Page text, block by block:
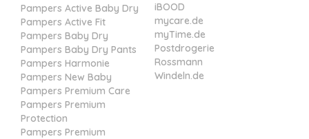
Pampers Active Baby Dry
Pampers Active Fit
Pampers Baby Dry
Pampers Baby Dry Pants
Pampers Harmonie
Pampers New Baby
Pampers Premium Care
Pampers Premium
Protection
Pampers Premium
iBOOD
mycare.de
myTime.de
Postdrogerie
Rossmann
Windeln.de